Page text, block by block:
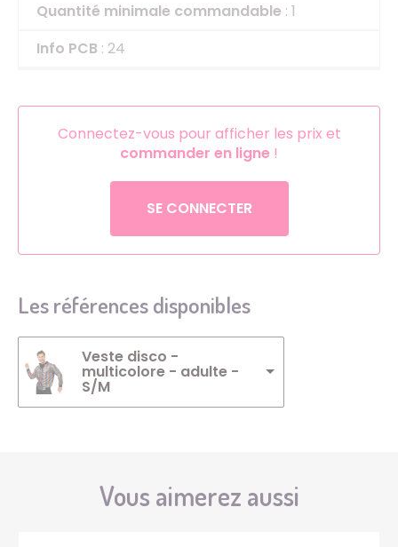
Quantité minimale commandable : 1
Info PCB : 24
Connectez-vous pour afficher les prix et
commander en ligne !
SE CONNECTER
Les références disponibles
Veste disco -
multicolore - adulte -
S/M
Vous aimerez aussi